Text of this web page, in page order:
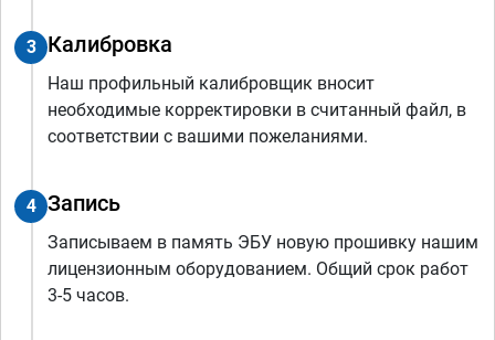
3 Калибровка
Наш профильный калибровщик вносит
необходимые корректировки в считанный файл, в
соответствии с вашими пожеланиями.
4 Запись
Записываем в память ЭБУ новую прошивку нашим
лицензионным оборудованием. Общий срок работ
3-5 часов.